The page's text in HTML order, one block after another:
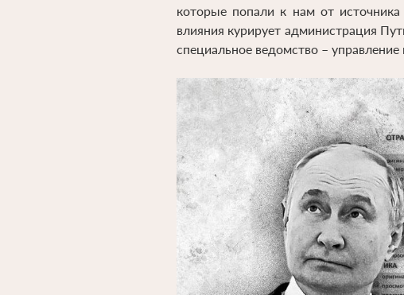
которые попали к нам от источника
влияния курирует администрация
специальное ведомство –